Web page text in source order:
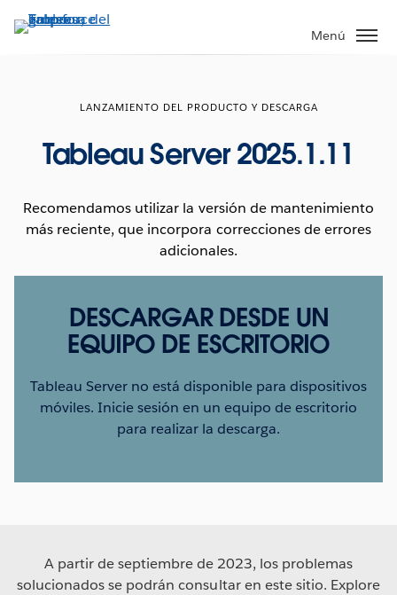
Menú
LANZAMIENTO DEL PRODUCTO Y DESCARGA
Tableau Server 2025.1.11
Recomendamos utilizar la versión de mantenimiento
más reciente, que incorpora correcciones de errores
adicionales.
DESCARGAR DESDE UN
EQUIPO DE ESCRITORIO
Tableau Server no está disponible para dispositivos
móviles. Inicie sesión en un equipo de escritorio
para realizar la descarga.
A partir de septiembre de 2023, los problemas
solucionados se podrán consultar en este sitio. Explore